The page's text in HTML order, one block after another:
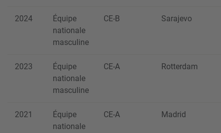
2024
Équipe
nationale
masculine
CE-B Sarajevo
2023
Équipe
nationale
masculine
CE-A Rotterdam
2021
Équipe
nationale
CE-A Madrid